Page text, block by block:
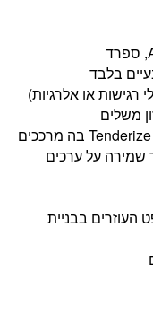
רגישות או אלרגיות)
משלים
החטיף מיוצר בטכנולוגיה חדשנית בשם Tenderize בה מרככים
על ערכים
סולפט העוזרים בבניית